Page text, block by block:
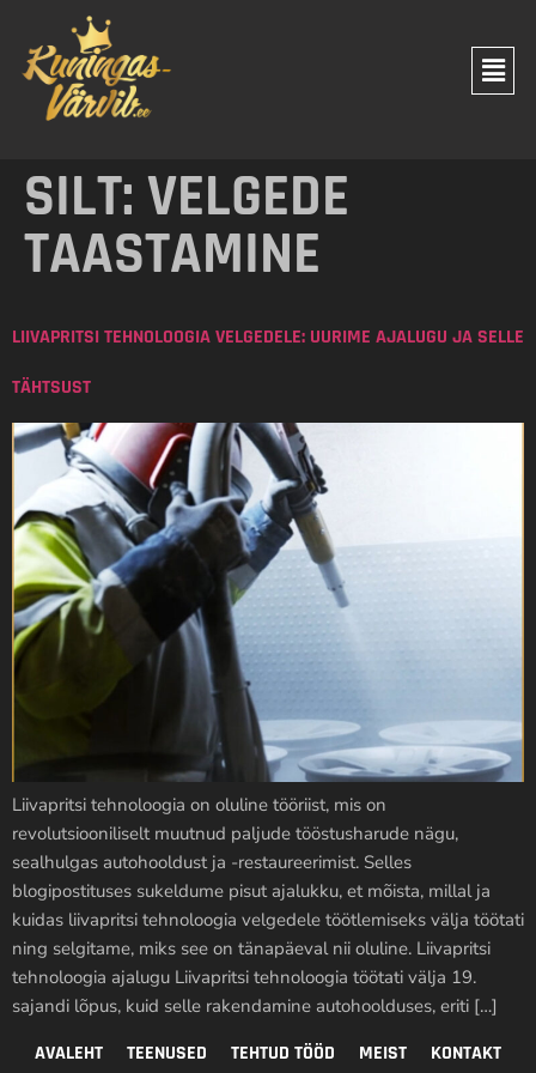
SILT: VELGEDE
TAASTAMINE
LIIVAPRITSI TEHNOLOOGIA VELGEDELE: UURIME AJALUGU JA SELLE
TÄHTSUST
Liivapritsi tehnoloogia on oluline tööriist, mis on
revolutsiooniliselt muutnud paljude tööstusharude nägu,
sealhulgas autohooldust ja -restaureerimist. Selles
blogipostituses sukeldume pisut ajalukku, et mõista, millal ja
kuidas liivapritsi tehnoloogia velgedele töötlemiseks välja töötati
ning selgitame, miks see on tänapäeval nii oluline. Liivapritsi
tehnoloogia ajalugu Liivapritsi tehnoloogia töötati välja 19.
sajandi lõpus, kuid selle rakendamine autohoolduses, eriti […]
AVALEHT TEENUSED TEHTUD TÖÖD MEIST KONTAKT